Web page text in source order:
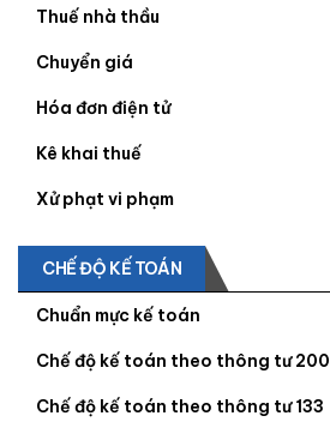
Thuế nhà thầu
Chuyển giá
Hóa đơn điện tử
Kê khai thuế
Xử phạt vi phạm
CHẾ ĐỘ KẾ TOÁN
Chuẩn mực kế toán
Chế độ kế toán theo thông tư 200
Chế độ kế toán theo thông tư 133